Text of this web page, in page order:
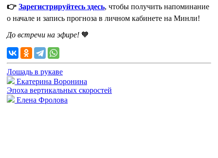
👉 Зарегистрируйтесь здесь, чтобы получить напоминание
о начале и запись прогноза в личном кабинете на Минли!
До встречи на эфире! 🧡
Лошадь в рукаве
Екатерина Воронина
Эпоха вертикальных скоростей
Елена Фролова